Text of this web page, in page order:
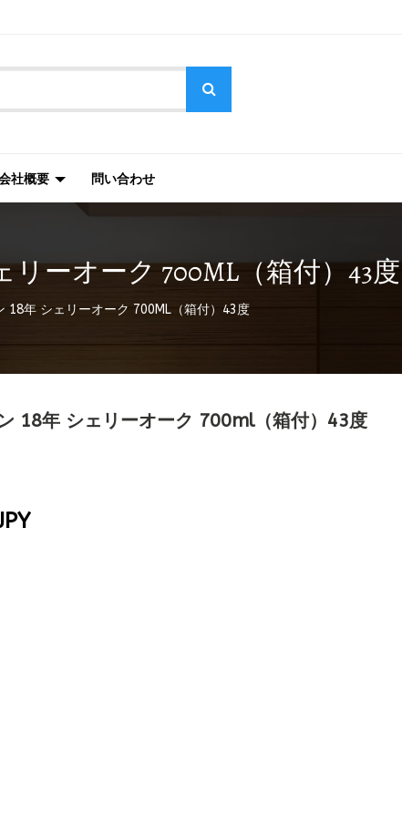
社概要 問い合わせ
ーオーク 700ML（箱付）43度
18年 シェリーオーク 700ML（箱付）43度
18年 シェリーオーク 700ml（箱付）43度